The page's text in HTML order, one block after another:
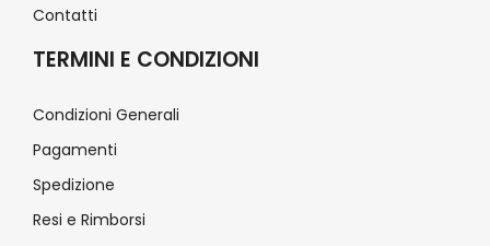
Contatti
TERMINI E CONDIZIONI
Condizioni Generali
Pagamenti
Spedizione
Resi e Rimborsi